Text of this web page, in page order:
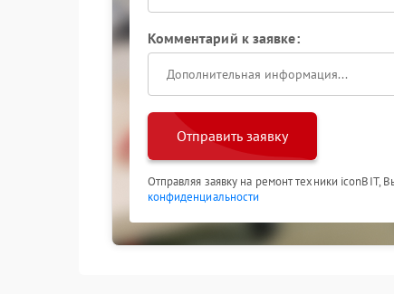
Комментарий к заявке:
Отправить заявку
Отправляя заявку на ремонт техники iconBIT,
конфиденциальности